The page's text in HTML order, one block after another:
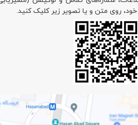
روی متن و یا تصویر زیر کلیک کنید.